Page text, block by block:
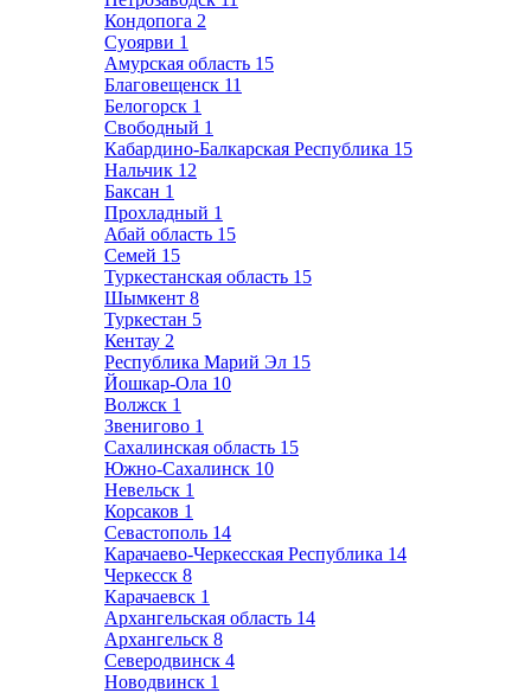
Кондопога 2
Суоярви 1
Амурская область 15
Благовещенск 11
Белогорск 1
Свободный 1
Кабардино-Балкарская Республика 15
Нальчик 12
Баксан 1
Прохладный 1
Абай область 15
Семей 15
Туркестанская область 15
Шымкент 8
Туркестан 5
Кентау 2
Республика Марий Эл 15
Йошкар-Ола 10
Волжск 1
Звенигово 1
Сахалинская область 15
Южно-Сахалинск 10
Невельск 1
Корсаков 1
Севастополь 14
Карачаево-Черкесская Республика 14
Черкесск 8
Карачаевск 1
Архангельская область 14
Архангельск 8
Северодвинск 4
Новодвинск 1